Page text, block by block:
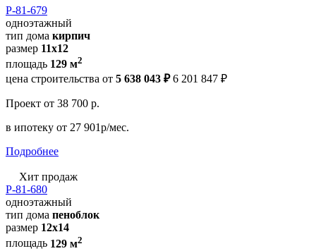
Р-81-679
одноэтажный
тип дома кирпич
размер 11x12
площадь 129 м2
цена строительства от 5 638 043 ₽ 6 201 847 ₽
Проект от 38 700 р.
в ипотеку от 27 901р/мес.
Подробнее
Хит продаж
Р-81-680
одноэтажный
тип дома пеноблок
размер 12x14
площадь 129 м2